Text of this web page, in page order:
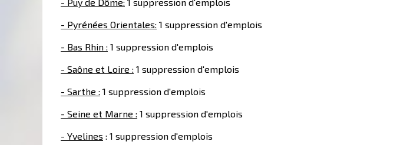
- Pyrénées Orientales: 1 suppression d'emplois
- Bas Rhin : 1 suppression d'emplois
- Saône et Loire : 1 suppression d'emplois
- Sarthe : 1 suppression d'emplois
- Seine et Marne : 1 suppression d'emplois
- Yvelines : 1 suppression d'emplois